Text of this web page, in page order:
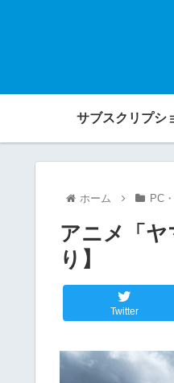
サブスクリプシ
ホーム PC
アニメ「
り】
Twitter